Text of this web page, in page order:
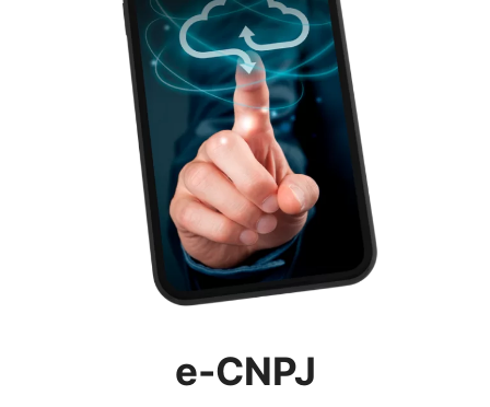
e-CNPJ